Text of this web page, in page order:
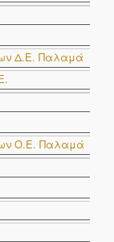
Δ.E. Παλαμά
Ο.E. Παλαμά